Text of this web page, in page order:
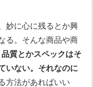
妙に心に残るとか興
る。そんな商品や商
品質とかスペックはそ
いない。それなのに
方法があればいい